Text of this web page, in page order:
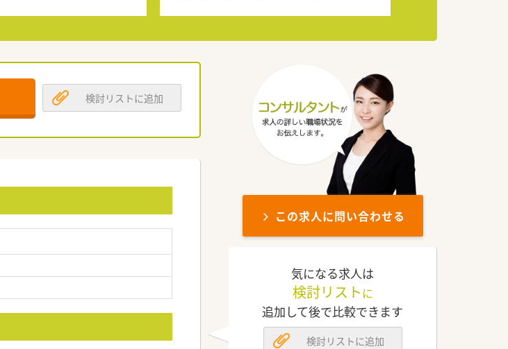
検討リストに追加
この求人に問い合わせる
気になる求人は
検討リスト に
追加して後で比較できます
検討リストに追加